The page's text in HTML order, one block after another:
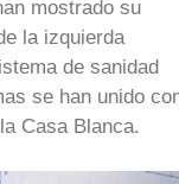
mostrado su
la izquierda
de sanidad
se han unido
Casa Blanca.